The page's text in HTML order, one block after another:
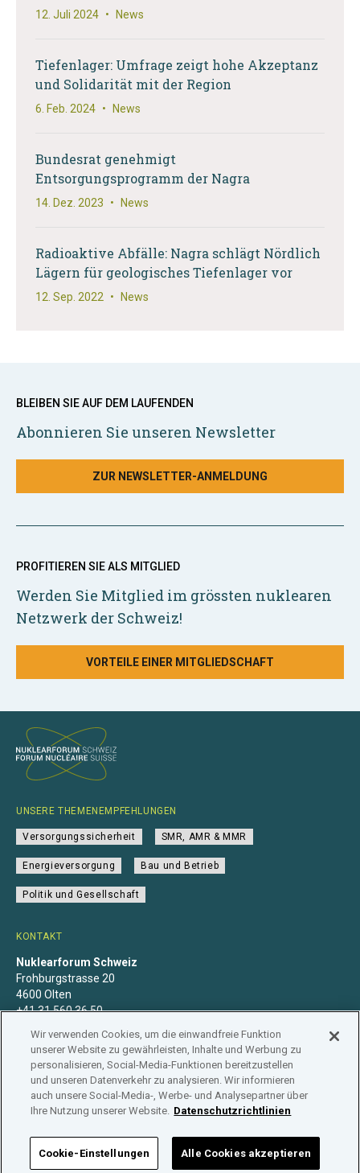
12. Juli 2024 • News
Tiefenlager: Umfrage zeigt hohe Akzeptanz
und Solidarität mit der Region
6. Feb. 2024 • News
Bundesrat genehmigt
Entsorgungsprogramm der Nagra
14. Dez. 2023 • News
Radioaktive Abfälle: Nagra schlägt Nördlich
Lägern für geologisches Tiefenlager vor
12. Sep. 2022 • News
BLEIBEN SIE AUF DEM LAUFENDEN
Abonnieren Sie unseren Newsletter
ZUR NEWSLETTER-ANMELDUNG
PROFITIEREN SIE ALS MITGLIED
Werden Sie Mitglied im grössten nuklearen
Netzwerk der Schweiz!
VORTEILE EINER MITGLIEDSCHAFT
KONTAKT
Nuklearforum Schweiz
Frohburgstrasse 20
4600 Olten
+41 31 560 36 50
UNSERE THEMENEMPFEHLUNGEN
Versorgungssicherheit SMR, AMR & MMR
Energieversorgung Bau und Betrieb
Politik und Gesellschaft
Datenschutzerklärung Impressum Mitgliedschaft
Branchenregister
NUKLEARFORUM SCHWEIZ © 2026
Wir verwenden Cookies, um die einwandfreie Funktion
unserer Website zu gewährleisten, Inhalte und Werbung zu
personalisieren, Social-Media-Funktionen bereitzustellen
und unseren Datenverkehr zu analysieren. Wir informieren
auch unsere Social-Media-, Werbe- und Analysepartner über
Ihre Nutzung unserer Website. Datenschutzrichtlinien
Cookie-Einstellungen Alle Cookies akzeptieren